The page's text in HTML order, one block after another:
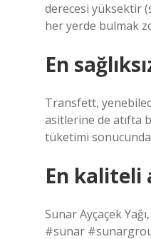
derecesi yüksektir
her yerde bulmak
En
Transfett,
asitlerine de atıfta
tüketimi
En kaliteli
Sunar Ayçaçek
#sunar